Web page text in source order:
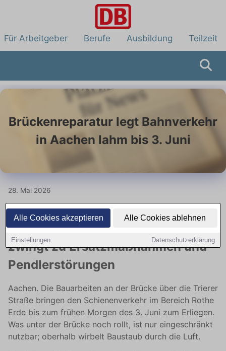
Alle Cookies akzeptieren Alle Cookies ablehnen
Einstellungen Datenschutzerklärung
Für Arbeitgeber Berufe Ausbildung Teilzeit
Brückenreparatur legt Bahnverkehr
in Aachen lahm bis 3. Juni
28. Mai 2026
Bahnunterbrechung bis 3. Juni
zwingt zu Ersatzmaßnahmen und
Pendlerstörungen
Aachen. Die Bauarbeiten an der Brücke über die Trierer
Straße bringen den Schienenverkehr im Bereich Rothe
Erde bis zum frühen Morgen des 3. Juni zum Erliegen.
Was unter der Brücke noch rollt, ist nur eingeschränkt
nutzbar; oberhalb wirbelt Baustaub durch die Luft.